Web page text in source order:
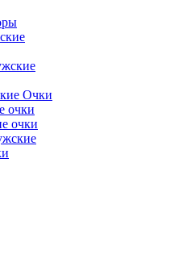
Очки
очки
очки